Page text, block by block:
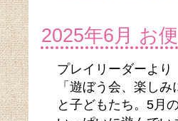
2025年6月 お
プレイリーダーより
「遊ぼう会、楽し
と子どもたち。5月